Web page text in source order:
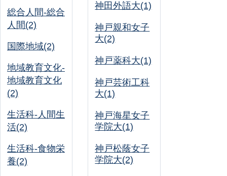
総合人間-総合
人間(2)
国際地域(2)
地域教育文化-
地域教育文化
(2)
生活科-人間生
活(2)
生活科-食物栄
養(2)
神田外語大(1)
神戸親和女子
大(2)
神戸薬科大(1)
神戸芸術工科
大(1)
神戸海星女子
学院大(1)
神戸松蔭女子
学院大(2)